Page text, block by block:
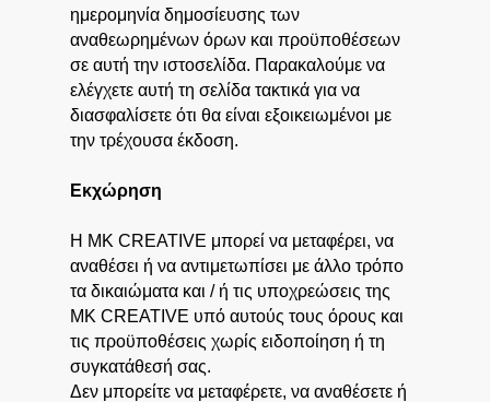
ημερομηνία δημοσίευσης των
αναθεωρημένων όρων και προϋποθέσεων
σε αυτή την ιστοσελίδα. Παρακαλούμε να
ελέγχετε αυτή τη σελίδα τακτικά για να
διασφαλίσετε ότι θα είναι εξοικειωμένοι με
την τρέχουσα έκδοση.
Εκχώρηση
Η MK CREATIVE μπορεί να μεταφέρει, να
αναθέσει ή να αντιμετωπίσει με άλλο τρόπο
τα δικαιώματα και / ή τις υποχρεώσεις της
MK CREATIVE υπό αυτούς τους όρους και
τις προϋποθέσεις χωρίς ειδοποίηση ή τη
συγκατάθεσή σας.
Δεν μπορείτε να μεταφέρετε, να αναθέσετε ή